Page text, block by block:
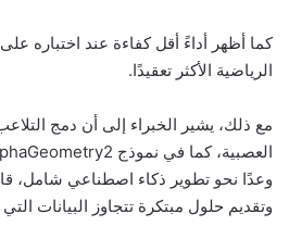
كما أظهر أداءً أقل كفاءة عند اختباره
الرياضية الأكثر تعقيدًا.
مع ذلك، يشير الخبراء إلى أن دمج
وعدًا نحو تطوير ذكاء اصطناعي شامل،
وتقديم حلول مبتكرة تتجاوز البيانات التي